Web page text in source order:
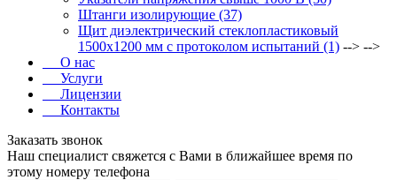
Штанги изолирующие (37)
Щит диэлектрический стеклопластиковый
1500х1200 мм с протоколом испытаний (1) --> -->
О нас
Услуги
Лицензии
Контакты
Заказать звонок
Наш специалист свяжется с Вами в ближайшее время по
этому номеру телефона